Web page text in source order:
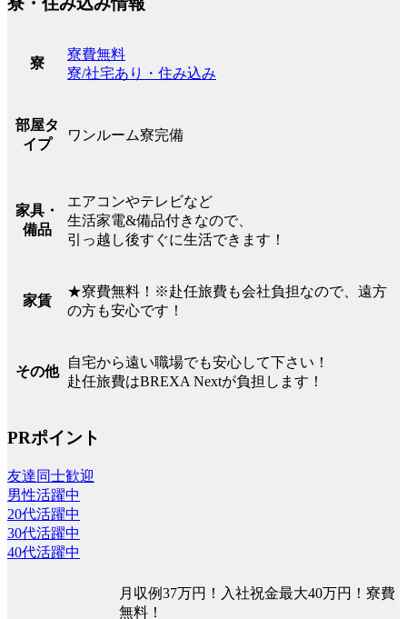
寮
寮費無料
寮/社宅あり・住み込み
部屋タ
イプ
ワンルーム寮完備
家具・
備品
エアコンやテレビなど
生活家電&備品付きなので、
引っ越し後すぐに生活できます！
家賃
★寮費無料！※赴任旅費も会社負担なので、遠方
の方も安心です！
その他
自宅から遠い職場でも安心して下さい！
赴任旅費はBREXA Nextが負担します！
PRポイント
友達同士歓迎
男性活躍中
20代活躍中
30代活躍中
40代活躍中
月収例37万円！入社祝金最大40万円！寮費
無料！